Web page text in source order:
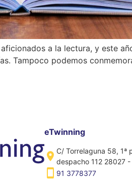
a la lectura, y este
Tampoco podemos
eTwinning
C/ Torrelaguna 58, 1ª
despacho 112 28027
91 3778377